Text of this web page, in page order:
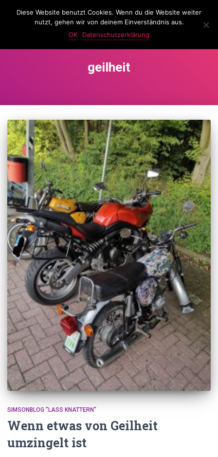
LassKnattern
geilheit
SIMSONBLOG "LASS KNATTERN"
Wenn etwas von Geilheit
umzingelt ist
Diese Website benutzt Cookies. Wenn du die Website weiter
nutzt, gehen wir von deinem Einverständnis aus.
OK
Datenschutzerklärung